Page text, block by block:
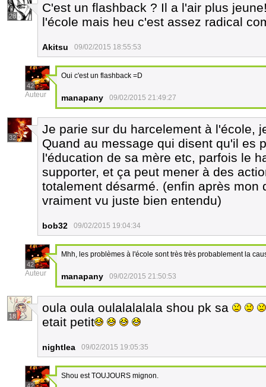
28
C'est un flashback ? Il a l'air plus
l'école mais heu c'est assez radical
Akitsu 09/02/2015 18:55:53
42
Auteur
Oui c'est un flashback =D
manapany 09/02/2015 21:49:27
32
Je parie sur du harcelement à l'école,
Quand au message qui disent qu'il es
l'éducation de sa mère etc, parfois le
supporter, et ça peut mener à des
totalement désarmé. (enfin après mon
vraiment vu juste bien entendu)
bob32 09/02/2015 19:04:34
42
Auteur
Mhh, les problèmes à l'école sont très très probablement la
manapany 09/02/2015 21:50:53
18
oula oula oulalalalala shou pk sa
etait petit
nightlea 09/02/2015 19:05:35
Shou est TOUJOURS mignon.